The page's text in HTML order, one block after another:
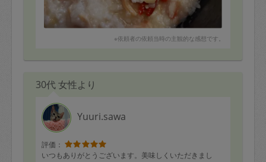
※依頼者の依頼当時の主観的な感想です。
30代 女性より
Yuuri.sawa
評価：
いつもありがとうございます。美味しくいただきまし